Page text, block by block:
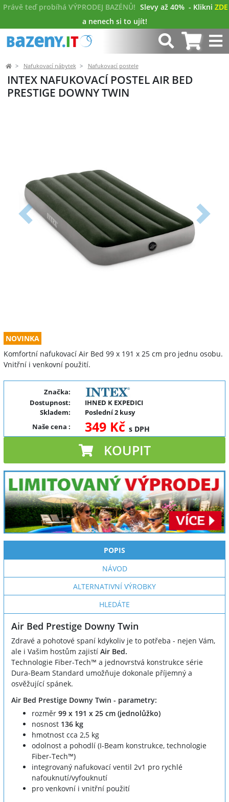
Právě teď probíhá VÝPRODEJ BAZÉNŮ! Slevy až 40% - Klikni ZDE
a nenech si to ujít!
Nafukovací nábytek Nafukovací postele
INTEX NAFUKOVACÍ POSTEL AIR BED
PRESTIGE DOWNY TWIN
Předchozí Další
NOVINKA
Komfortní nafukovací Air Bed 99 x 191 x 25 cm pro jednu osobu.
Vnitřní i venkovní použití.
Značka:
Dostupnost:
IHNED K EXPEDICI
Skladem:
Poslední 2 kusy
Naše cena : 349 Kč s DPH
KOUPIT
POPIS
NÁVOD
ALTERNATIVNÍ VÝROBKY
HLEDÁTE
Air Bed Prestige Downy Twin
Zdravé a pohotové spaní kdykoliv je to potřeba - nejen Vám,
ale i Vašim hostům zajistí Air Bed.
Technologie Fiber-Tech™ a jednovrstvá konstrukce série
Dura-Beam Standard umožňuje dokonale příjemný a
osvěžující spánek.
Air Bed Prestige Downy Twin - parametry:
rozměr 99 x 191 x 25 cm (jednolůžko)
nosnost 136 kg
hmotnost cca 2,5 kg
odolnost a pohodlí (I-Beam konstrukce, technologie
Fiber-Tech™)
integrovaný nafukovací ventil 2v1 pro rychlé
nafouknutí/vyfouknutí
pro venkovní i vnitřní použití